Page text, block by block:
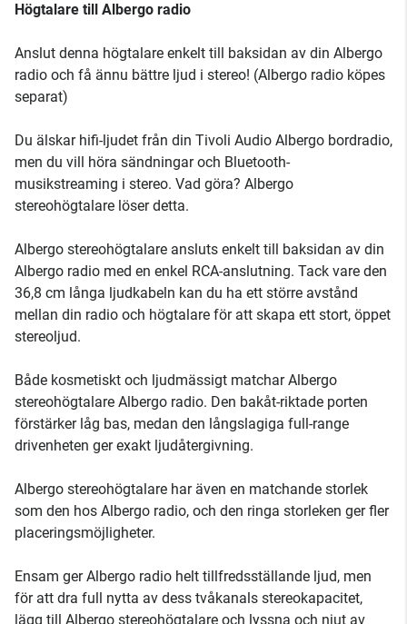
Högtalare till Albergo radio
Anslut denna högtalare enkelt till baksidan av din Albergo
radio och få ännu bättre ljud i stereo! (Albergo radio köpes
separat)
Du älskar hifi-ljudet från din Tivoli Audio Albergo bordradio,
men du vill höra sändningar och Bluetooth-
musikstreaming i stereo. Vad göra? Albergo
stereohögtalare löser detta.
Albergo stereohögtalare ansluts enkelt till baksidan av din
Albergo radio med en enkel RCA-anslutning. Tack vare den
36,8 cm långa ljudkabeln kan du ha ett större avstånd
mellan din radio och högtalare för att skapa ett stort, öppet
stereoljud.
Både kosmetiskt och ljudmässigt matchar Albergo
stereohögtalare Albergo radio. Den bakåt-riktade porten
förstärker låg bas, medan den långslagiga full-range
drivenheten ger exakt ljudåtergivning.
Albergo stereohögtalare har även en matchande storlek
som den hos Albergo radio, och den ringa storleken ger fler
placeringsmöjligheter.
Ensam ger Albergo radio helt tillfredsställande ljud, men
för att dra full nytta av dess tvåkanals stereokapacitet,
lägg till Albergo stereohögtalare och lyssna och njut av